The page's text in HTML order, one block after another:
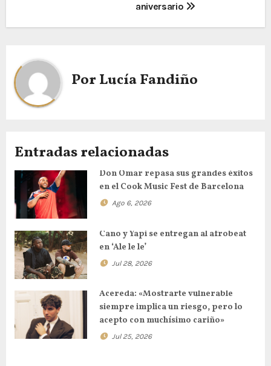
aniversario
PorLucía Fandiño
Entradas relacionadas
Don Omar repasa sus grandes éxitos
en el Cook Music Fest de Barcelona
Ago 6, 2026
Cano y Yapi se entregan al afrobeat
en ‘Ale le le’
Jul 28, 2026
Acereda: «Mostrarte vulnerable
siempre implica un riesgo, pero lo
acepto con muchísimo cariño»
Jul 25, 2026